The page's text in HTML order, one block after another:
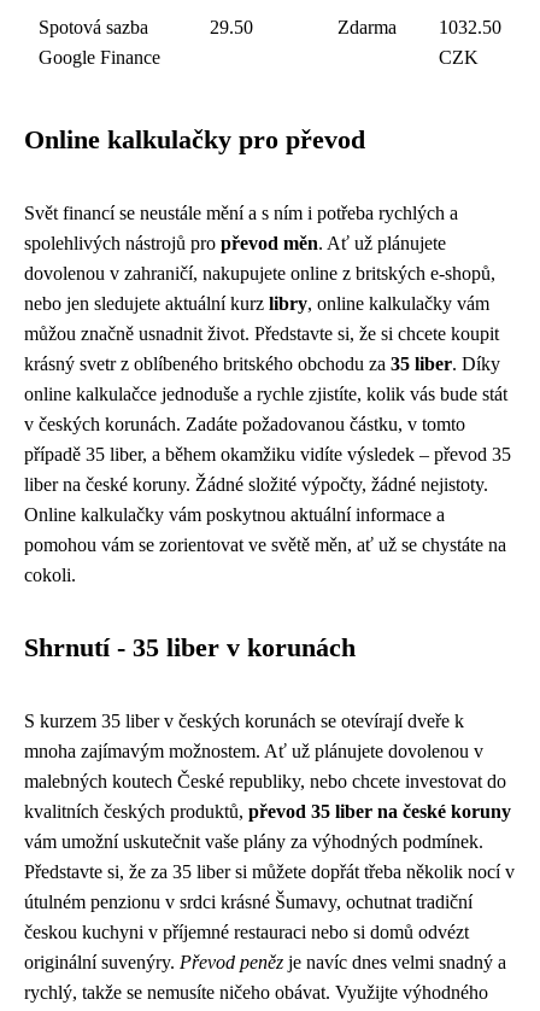
Spotová sazba
Google Finance
29.50 Zdarma
1032.50
CZK
Online kalkulačky pro převod
Svět financí se neustále mění a s ním i potřeba rychlých a
spolehlivých nástrojů pro převod měn. Ať už plánujete
dovolenou v zahraničí, nakupujete online z britských e-shopů,
nebo jen sledujete aktuální kurz libry, online kalkulačky vám
můžou značně usnadnit život. Představte si, že si chcete koupit
krásný svetr z oblíbeného britského obchodu za 35 liber. Díky
online kalkulačce jednoduše a rychle zjistíte, kolik vás bude stát
v českých korunách. Zadáte požadovanou částku, v tomto
případě 35 liber, a během okamžiku vidíte výsledek – převod 35
liber na české koruny. Žádné složité výpočty, žádné nejistoty.
Online kalkulačky vám poskytnou aktuální informace a
pomohou vám se zorientovat ve světě měn, ať už se chystáte na
cokoli.
Shrnutí - 35 liber v korunách
S kurzem 35 liber v českých korunách se otevírají dveře k
mnoha zajímavým možnostem. Ať už plánujete dovolenou v
malebných koutech České republiky, nebo chcete investovat do
kvalitních českých produktů, převod 35 liber na české koruny
vám umožní uskutečnit vaše plány za výhodných podmínek.
Představte si, že za 35 liber si můžete dopřát třeba několik nocí v
útulném penzionu v srdci krásné Šumavy, ochutnat tradiční
českou kuchyni v příjemné restauraci nebo si domů odvézt
originální suvenýry. Převod peněz je navíc dnes velmi snadný a
rychlý, takže se nemusíte ničeho obávat. Využijte výhodného